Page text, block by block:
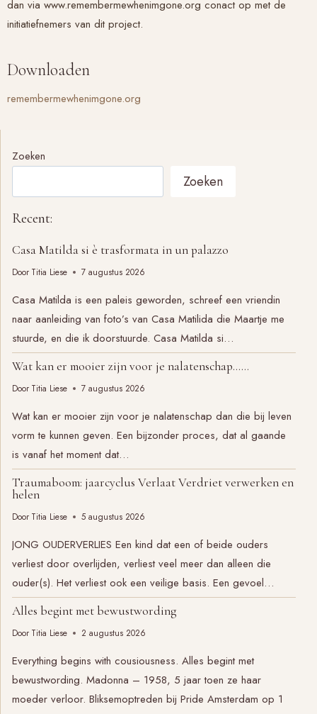
dan via www.remembermewhenimgone.org conact op met de
initiatiefnemers van dit project.
Downloaden
remembermewhenimgone.org
Zoeken
Zoeken
Recent:
Casa Matilda si è trasformata in un palazzo
Door Titia Liese 7 augustus 2026
Casa Matilda is een paleis geworden, schreef een vriendin
naar aanleiding van foto’s van Casa Matilida die Maartje me
stuurde, en die ik doorstuurde. Casa Matilda si…
Wat kan er mooier zijn voor je nalatenschap……
Door Titia Liese 7 augustus 2026
Wat kan er mooier zijn voor je nalatenschap dan die bij leven
vorm te kunnen geven. Een bijzonder proces, dat al gaande
is vanaf het moment dat…
Traumaboom: jaarcyclus Verlaat Verdriet verwerken en
helen
Door Titia Liese 5 augustus 2026
JONG OUDERVERLIES Een kind dat een of beide ouders
verliest door overlijden, verliest veel meer dan alleen die
ouder(s). Het verliest ook een veilige basis. Een gevoel…
Alles begint met bewustwording
Door Titia Liese 2 augustus 2026
Everything begins with cousiousness. Alles begint met
bewustwording. Madonna – 1958, 5 jaar toen ze haar
moeder verloor. Bliksemoptreden bij Pride Amsterdam op 1